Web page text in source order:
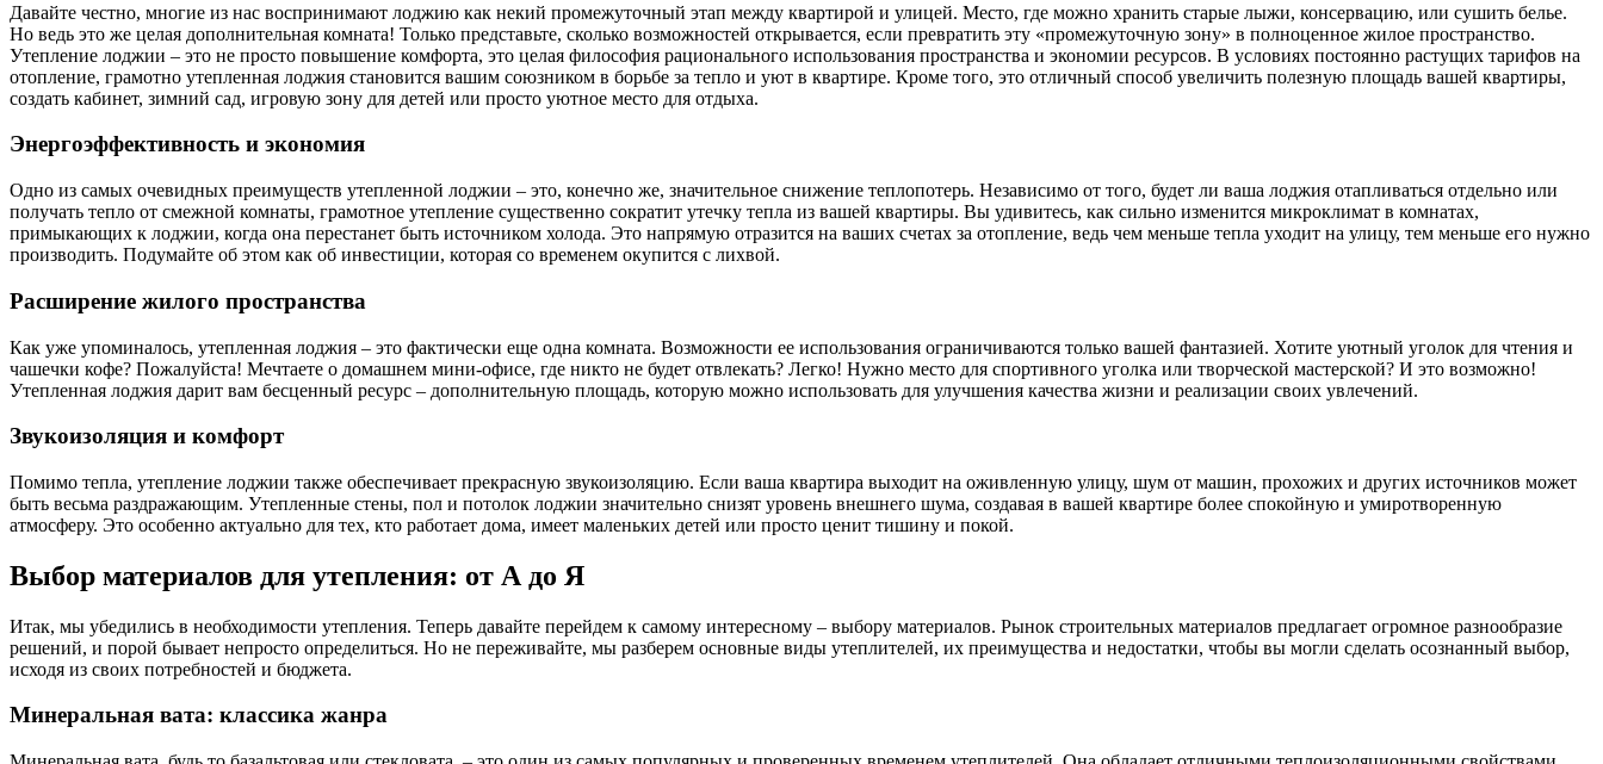
Давайте честно, многие из нас воспринимают лоджию как некий промежуточный этап между квартирой и улицей. Место, где можно хранить старые лыжи, консервацию, или сушить белье.
Но ведь это же целая дополнительная комната! Только представьте, сколько возможностей открывается, если превратить эту «промежуточную зону» в полноценное жилое пространство.
Утепление лоджии – это не просто повышение комфорта, это целая философия рационального использования пространства и экономии ресурсов. В условиях постоянно растущих тарифов на
отопление, грамотно утепленная лоджия становится вашим союзником в борьбе за тепло и уют в квартире. Кроме того, это отличный способ увеличить полезную площадь вашей квартиры,
создать кабинет, зимний сад, игровую зону для детей или просто уютное место для отдыха.
Энергоэффективность и экономия
Одно из самых очевидных преимуществ утепленной лоджии – это, конечно же, значительное снижение теплопотерь. Независимо от того, будет ли ваша лоджия отапливаться отдельно или
получать тепло от смежной комнаты, грамотное утепление существенно сократит утечку тепла из вашей квартиры. Вы удивитесь, как сильно изменится микроклимат в комнатах,
примыкающих к лоджии, когда она перестанет быть источником холода. Это напрямую отразится на ваших счетах за отопление, ведь чем меньше тепла уходит на улицу, тем меньше его нужно
производить. Подумайте об этом как об инвестиции, которая со временем окупится с лихвой.
Расширение жилого пространства
Как уже упоминалось, утепленная лоджия – это фактически еще одна комната. Возможности ее использования ограничиваются только вашей фантазией. Хотите уютный уголок для чтения и
чашечки кофе? Пожалуйста! Мечтаете о домашнем мини-офисе, где никто не будет отвлекать? Легко! Нужно место для спортивного уголка или творческой мастерской? И это возможно!
Утепленная лоджия дарит вам бесценный ресурс – дополнительную площадь, которую можно использовать для улучшения качества жизни и реализации своих увлечений.
Звукоизоляция и комфорт
Помимо тепла, утепление лоджии также обеспечивает прекрасную звукоизоляцию. Если ваша квартира выходит на оживленную улицу, шум от машин, прохожих и других источников может
быть весьма раздражающим. Утепленные стены, пол и потолок лоджии значительно снизят уровень внешнего шума, создавая в вашей квартире более спокойную и умиротворенную
атмосферу. Это особенно актуально для тех, кто работает дома, имеет маленьких детей или просто ценит тишину и покой.
Выбор материалов для утепления: от А до Я
Итак, мы убедились в необходимости утепления. Теперь давайте перейдем к самому интересному – выбору материалов. Рынок строительных материалов предлагает огромное разнообразие
решений, и порой бывает непросто определиться. Но не переживайте, мы разберем основные виды утеплителей, их преимущества и недостатки, чтобы вы могли сделать осознанный выбор,
исходя из своих потребностей и бюджета.
Минеральная вата: классика жанра